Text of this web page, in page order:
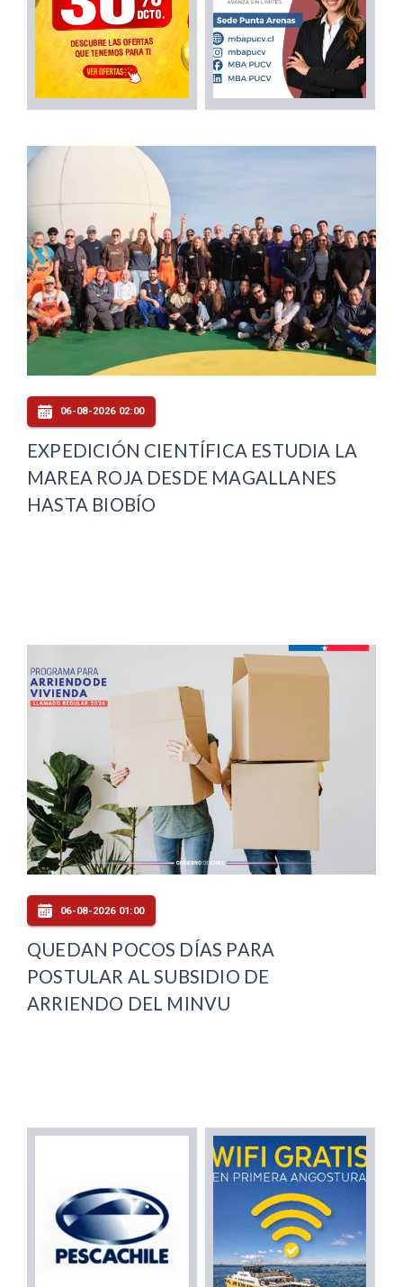
06-08-2026 02:00
EXPEDICIÓN CIENTÍFICA ESTUDIA LA
MAREA ROJA DESDE MAGALLANES
HASTA BIOBÍO
06-08-2026 01:00
QUEDAN POCOS DÍAS PARA
POSTULAR AL SUBSIDIO DE
ARRIENDO DEL MINVU